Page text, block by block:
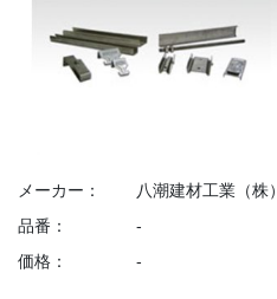
メーカー：
八潮建材工業（株）
品番：
-
価格：
-